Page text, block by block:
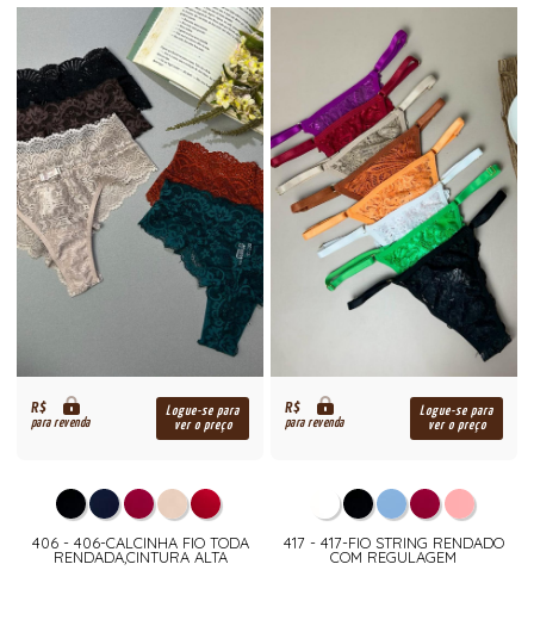
R$
para revenda
Logue-se para
ver o preço
406 - 406-CALCINHA FIO TODA
RENDADA,CINTURA ALTA
R$
para revenda
Logue-se para
ver o preço
417 - 417-FIO STRING RENDADO
COM REGULAGEM